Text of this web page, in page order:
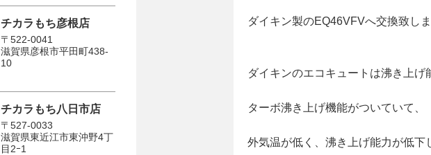
ダイキン製のEQ46VFVへ交換致しま
ダイキンのエコキュートは沸き上げ
ターボ沸き上げ機能がついていて、
外気温が低く、沸き上げ能力が低下
チカラもち彦根店
〒522-0041
滋賀県彦根市平田町438-
10
チカラもち八日市店
〒527-0033
滋賀県東近江市東沖野4丁
目2ｰ1